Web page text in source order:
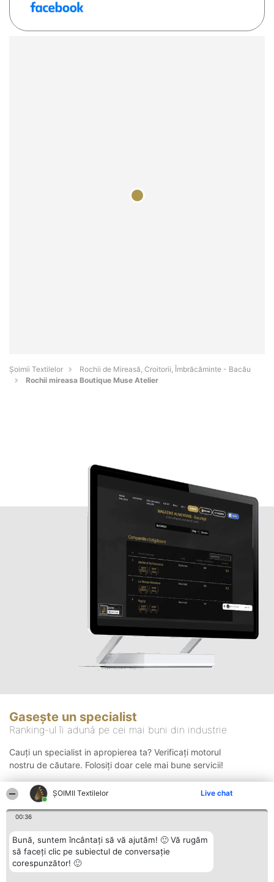
ȘOIMII Textilelor Live chat
00:36
Bună, suntem încântați să vă ajutăm! 🙂 Vă rugăm
să faceți clic pe subiectul de conversație
corespunzător! 🙂
Șoimii Textilelor
Rochii de Mireasă, Croitorii, Îmbrăcăminte - Bacău
Rochii mireasa Boutique Muse Atelier
Gasește un specialist
Ranking-ul îi adună pe cei mai buni din industrie
Cauți un specialist in apropierea ta? Verificați motorul
nostru de căutare. Folosiți doar cele mai bune servicii!